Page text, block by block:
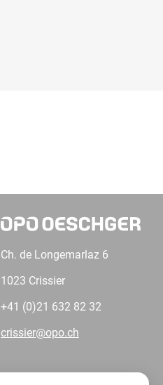
Ch. de Longemarlaz 6
1023 Crissier
+41 (0)21 632 82 32
crissier@opo.ch